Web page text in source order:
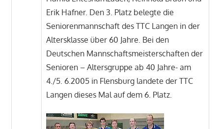
Erik Hafner. Den 3. Platz belegte die
Seniorenmannschaft des TTC Langen in der
Altersklasse über 60 Jahre. Bei den
Deutschen Mannschaftsmeisterschaften der
Senioren – Altersgruppe ab 40 Jahre- am
4./5. 6.2005 in Flensburg landete der TTC
Langen dieses Mal auf dem 6. Platz.